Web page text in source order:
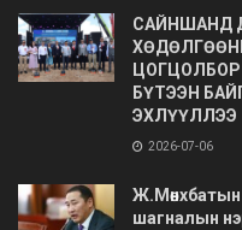
САЙНШАНД
БҮТЭЭН
ЭХЛҮҮЛЛЭЭ
2026-07-06
Ж.Мөнхбатын
шагналын